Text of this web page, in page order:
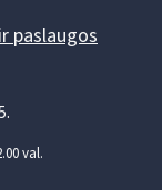
paslaugos
val.